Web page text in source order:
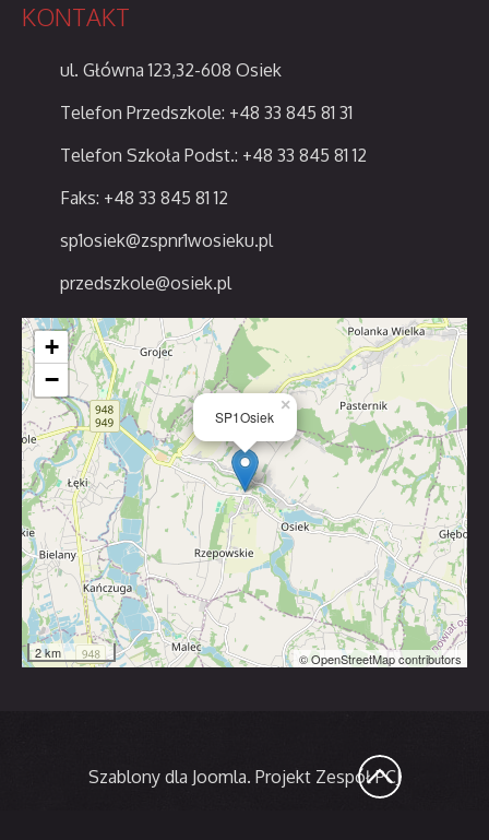
KONTAKT
ul. Główna 123,32-608 Osiek
Telefon Przedszkole: +48 33 845 81 31
Telefon Szkoła Podst.: +48 33 845 81 12
Faks: +48 33 845 81 12
sp1osiek@zspnr1wosieku.pl
przedszkole@osiek.pl
SP1Osiek
×
+
−
2 km © OpenStreetMap contributors
Szablony dla Joomla. Projekt Zespół PCJ